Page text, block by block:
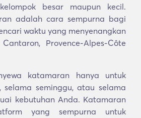
besar maupun kecil.
adalah cara sempurna bagi
waktu yang menyenangkan
Provence-Alpes-Côte
katamaran hanya untuk
selama seminggu, atau selama
kebutuhan Anda. Katamaran
yang sempurna untuk